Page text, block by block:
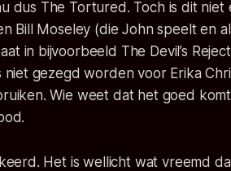
dus The Tortured. Toch is dit niet
Bill Moseley (die John speelt en
in bijvoorbeeld The Devil’s
gezegd worden voor Erika
Wie weet dat het goed
Het is wellicht wat vreemd